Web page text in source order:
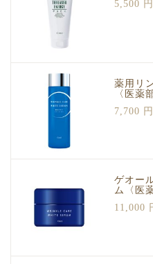
5,500
薬用リ
〈医薬
7,700
ゲオー
ム〈医
11,000